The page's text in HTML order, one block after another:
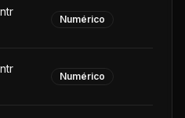
Numérico
Numérico